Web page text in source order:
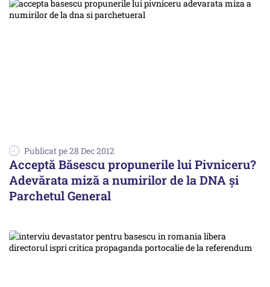
Publicat pe 28 Dec 2012
Acceptă Băsescu propunerile lui Pivniceru?
Adevărata miză a numirilor de la DNA și
Parchetul General